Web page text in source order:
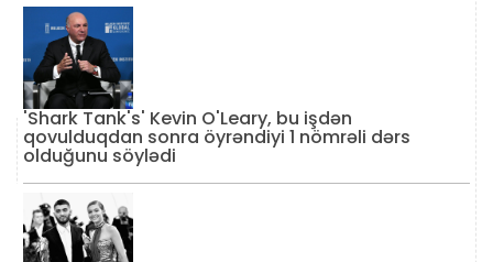
'Shark Tank's' Kevin O'Leary, bu işdən
qovulduqdan sonra öyrəndiyi 1 nömrəli dərs
olduğunu söylədi